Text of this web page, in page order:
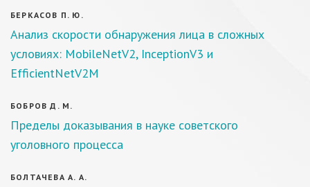
БЕРКАСОВ П. Ю.
Анализ скорости обнаружения лица в сложных
условиях: MobileNetV2, InceptionV3 и
EfficientNetV2M
БОБРОВ Д. М.
Пределы доказывания в науке советского
уголовного процесса
БОЛТАЧЕВА А. А.